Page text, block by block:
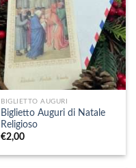
BIGLIETTO AUGURI
Biglietto Auguri di Natale
Religioso
€2,00